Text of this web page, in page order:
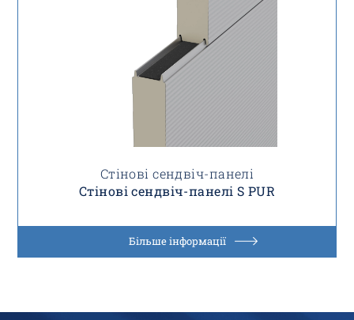
Стінові сендвіч-панелі
Стінові сендвіч-панелі S PUR
Більше інформації